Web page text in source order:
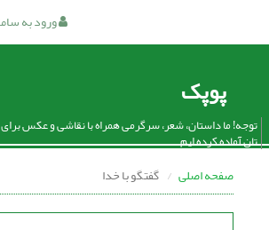
ورود به
پوپک
توجه! ما داستان، شعر، سرگرمی همراه با نقاشی و عکس
تان آماده کرده ایم.
صفحه اصلی گفتگو با خدا